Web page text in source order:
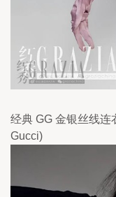
经典 GG 金银丝线连
Gucci)